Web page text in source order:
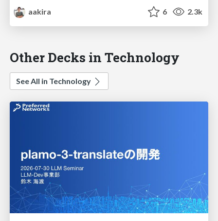
aakira
6 2.3k
Other Decks in Technology
See All in Technology